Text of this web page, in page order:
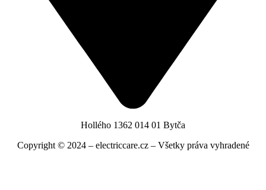
Hollého 1362 014 01 Bytča
Copyright © 2024 – electriccare.cz – Všetky práva vyhradené